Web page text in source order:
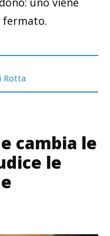
fermato.
Rotta
cambia le
le